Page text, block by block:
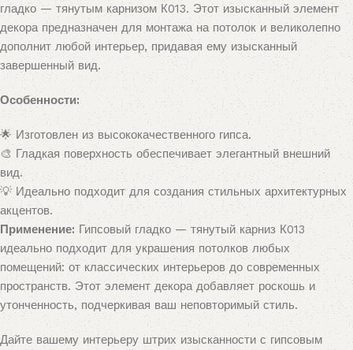
гладко — тянутым карнизом К013. Этот изысканный элемент
декора предназначен для монтажа на потолок и великолепно
дополнит любой интерьер, придавая ему изысканный
завершенный вид.
Особенности:
🌟 Изготовлен из высококачественного гипса.
🎨 Гладкая поверхность обеспечивает элегантный внешний
вид.
💡 Идеально подходит для создания стильных архитектурных
акцентов.
Применение:Гипсовый гладко — тянутый карниз К013
идеально подходит для украшения потолков любых
помещений: от классических интерьеров до современных
пространств. Этот элемент декора добавляет роскошь и
утонченность, подчеркивая ваш неповторимый стиль.
Дайте вашему интерьеру штрих изысканности с гипсовым